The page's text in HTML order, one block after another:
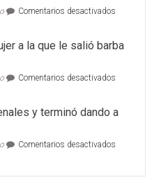
Comentarios desactivadosen
la
de
a la que le salió barba
Comentarios desactivadosen
historia
la
y terminó dando a
Comentarios desactivadosen